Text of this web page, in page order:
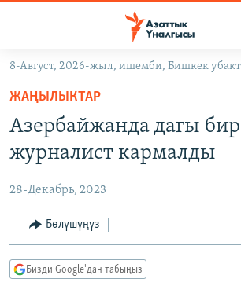
Навигацияга
өтүңүз
Издөөгө
салыңыз
КЫРГЫЗСТАН
КЫРГЫЗСТАН
ЭКОНОМИКА
МАДАНИЯТ
ДҮЙНӨ
БОРБОР АЗИЯ
УКРАИНА
АТАЙЫН ИЛИКТӨӨ
ТВ ПРОГРАММАЛАР
ЭКСПЕРТТЕР ТАЛДАЙТ
ӨЗГӨЧӨ ПИКИР
8-Август, 2026-жыл, ишемби, Бишкек
ЖАҢЫЛЫКТАР
Азербайжанда дагы бир
журналист кармалды
28-Декабрь, 2023
Бөлүшүңүз
Бизди Google'дан табыңыз